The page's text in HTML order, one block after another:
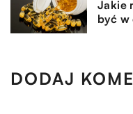
Jakie
być w
DODAJ